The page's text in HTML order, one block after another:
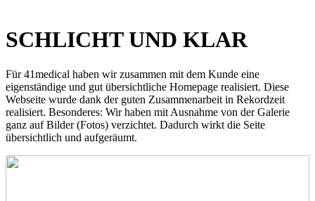
SCHLICHT UND KLAR
Für 41medical haben wir zusammen mit dem Kunde eine
eigenständige und gut übersichtliche Homepage realisiert. Diese
Webseite wurde dank der guten Zusammenarbeit in Rekordzeit
realisiert. Besonderes: Wir haben mit Ausnahme von der Galerie
ganz auf Bilder (Fotos) verzichtet. Dadurch wirkt die Seite
übersichtlich und aufgeräumt.